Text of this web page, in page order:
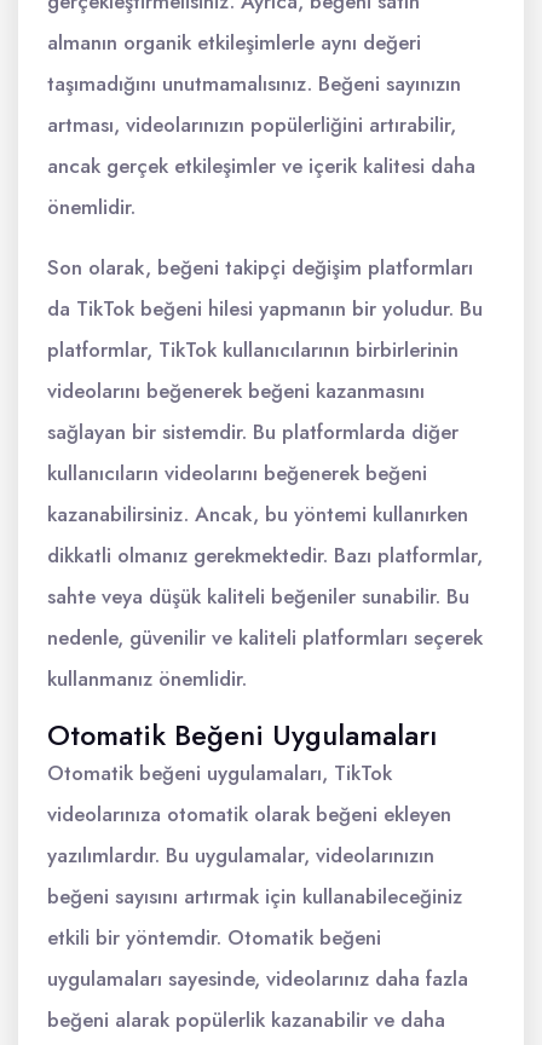
almanın organik etkileşimlerle aynı değeri
taşımadığını unutmamalısınız. Beğeni sayınızın
artması, videolarınızın popülerliğini artırabilir,
ancak gerçek etkileşimler ve içerik kalitesi daha
önemlidir.
Son olarak, beğeni takipçi değişim platformları
da TikTok beğeni hilesi yapmanın bir yoludur. Bu
platformlar, TikTok kullanıcılarının birbirlerinin
videolarını beğenerek beğeni kazanmasını
sağlayan bir sistemdir. Bu platformlarda diğer
kullanıcıların videolarını beğenerek beğeni
kazanabilirsiniz. Ancak, bu yöntemi kullanırken
dikkatli olmanız gerekmektedir. Bazı platformlar,
sahte veya düşük kaliteli beğeniler sunabilir. Bu
nedenle, güvenilir ve kaliteli platformları seçerek
kullanmanız önemlidir.
Otomatik Beğeni Uygulamaları
Otomatik beğeni uygulamaları, TikTok
videolarınıza otomatik olarak beğeni ekleyen
yazılımlardır. Bu uygulamalar, videolarınızın
beğeni sayısını artırmak için kullanabileceğiniz
etkili bir yöntemdir. Otomatik beğeni
uygulamaları sayesinde, videolarınız daha fazla
beğeni alarak popülerlik kazanabilir ve daha